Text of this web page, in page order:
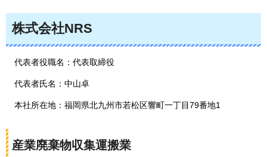
株式会社NRS
代表者役職名：代表取締役
代表者氏名：中山卓
本社所在地：福岡県北九州市若松区響町一丁目79番地1
産業廃棄物収集運搬業